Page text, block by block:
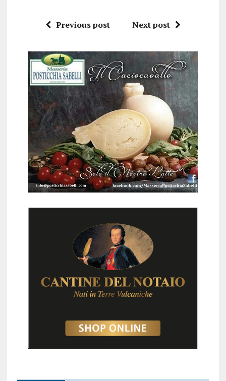
Previous post Next post